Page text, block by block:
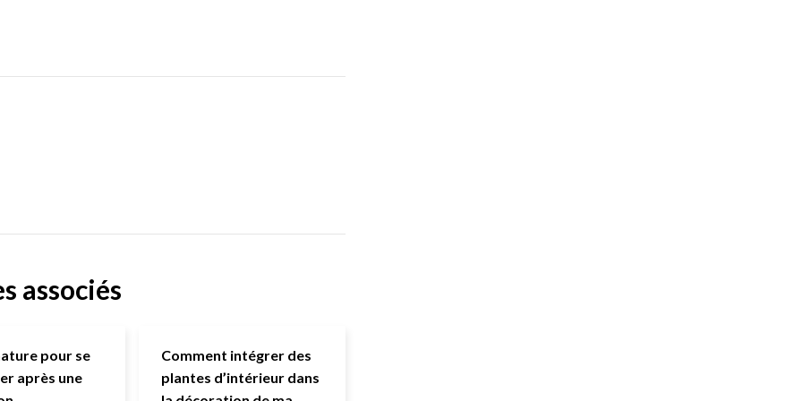
associés
pour se
après une
Comment intégrer des
plantes d’intérieur dans